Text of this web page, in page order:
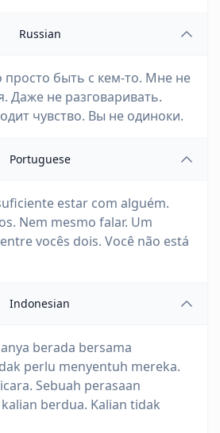
Russian
просто быть с кем-то. Мне не
Даже не разговаривать.
чувство. Вы не одиноки.
Portuguese
estar com alguém.
Nem mesmo falar. Um
vocês dois. Você não está
Indonesian
berada bersama
perlu menyentuh mereka.
Sebuah perasaan
berdua. Kalian tidak